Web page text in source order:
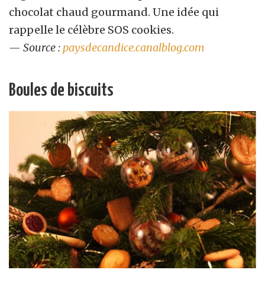
chocolat chaud gourmand. Une idée qui
rappelle le célèbre SOS cookies.
— Source :paysdecandice.canalblog.com
Boules de biscuits